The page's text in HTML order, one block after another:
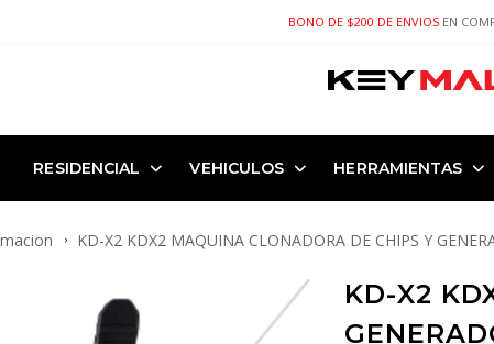
BONO DE $200 DE ENVIOS EN
RESIDENCIAL VEHICULOS HERRAMIENTAS
KD-X2 KDX2 MAQUINA CLONADORA DE CHIPS Y
KD-X2